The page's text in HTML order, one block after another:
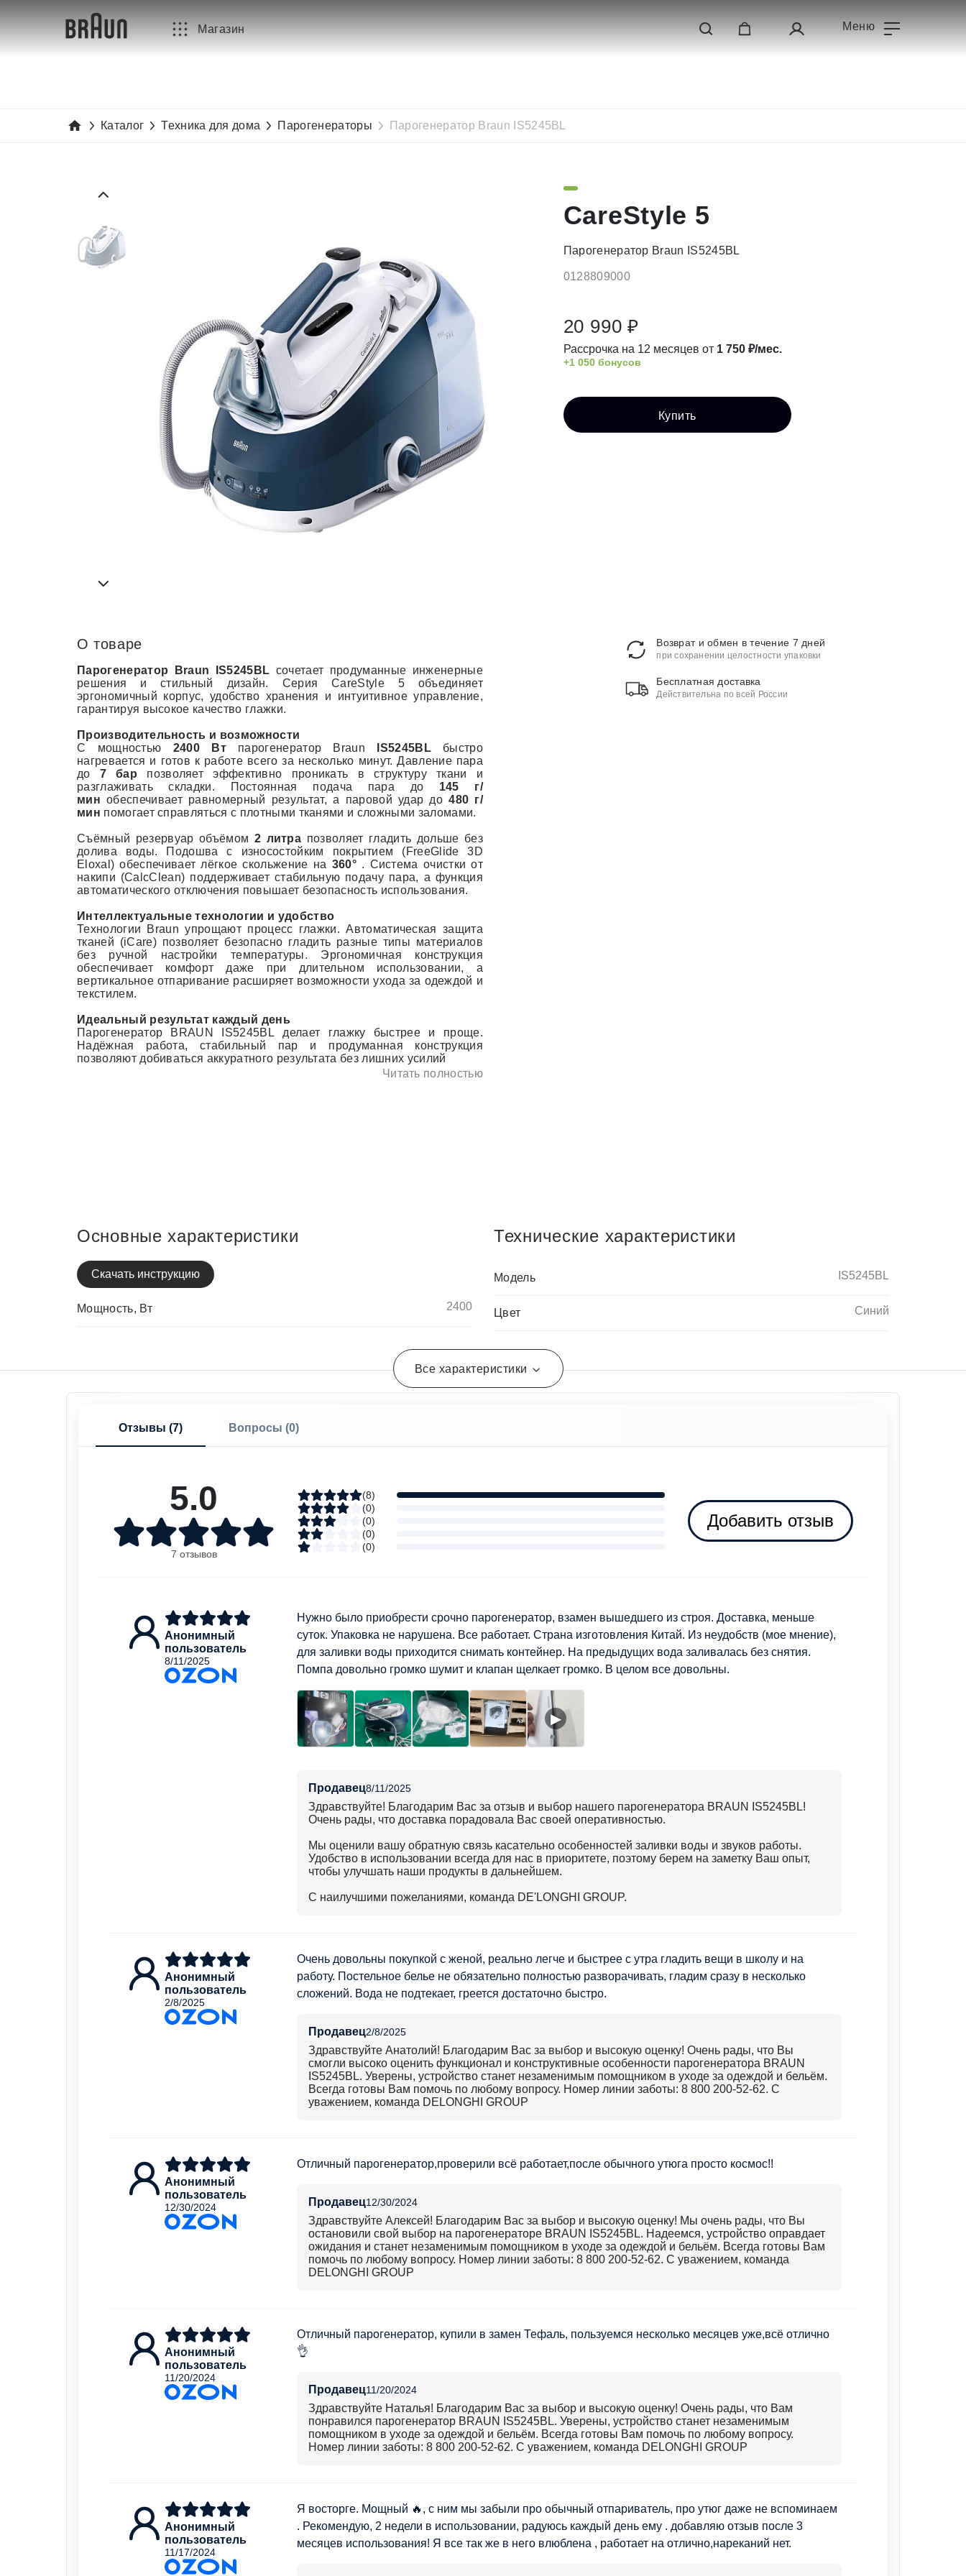
Магазин Меню
Каталог Техника для дома Парогенераторы Парогенератор Braun IS5245BL
CareStyle 5
Парогенератор Braun IS5245BL
0128809000
20 990 ₽
Рассрочка на 12 месяцев от 1 750 ₽/мес.
+1 050 бонусов
Купить
О товаре
Парогенератор Braun IS5245BL сочетает продуманные инженерные
решения и стильный дизайн. Серия CareStyle 5 объединяет
эргономичный корпус, удобство хранения и интуитивное управление,
гарантируя высокое качество глажки.
Производительность и возможности
С мощностью 2400 Втпарогенератор Braun IS5245BLбыстро
нагревается и готов к работе всего за несколько минут. Давление пара
до 7 бар позволяет эффективно проникать в структуру ткани и
разглаживать складки. Постоянная подача пара до 145 г/
мин обеспечивает равномерный результат, а паровой удар до480 г/
мин помогает справляться с плотными тканями и сложными заломами.
Съёмный резервуар объёмом 2 литра позволяет гладить дольше без
долива воды. Подошва с износостойким покрытием (FreeGlide 3D
Eloxal) обеспечивает лёгкое скольжение на 360°. Система очистки от
накипи (CalcClean) поддерживает стабильную подачу пара, а функция
автоматического отключения повышает безопасность использования.
Интеллектуальные технологии и удобство
Технологии Braun упрощают процесс глажки. Автоматическая защита
тканей (iCare) позволяет безопасно гладить разные типы материалов
без ручной настройки температуры. Эргономичная конструкция
обеспечивает комфорт даже при длительном использовании, а
вертикальное отпаривание расширяет возможности ухода за одеждой и
текстилем.
Идеальный результат каждый день
Парогенератор BRAUN IS5245BL делает глажку быстрее и проще.
Надёжная работа, стабильный пар и продуманная конструкция
позволяют добиваться аккуратного результата без лишних усилий
Читать полностью
Возврат и обмен в течение 7 дней
при сохранении целостности упаковки
Бесплатная доставка
Действительна по всей России
Основные характеристики
Скачать инструкцию
Мощность, Вт 2400
Технические характеристики
Модель IS5245BL
Цвет Синий
Все характеристики
Отзывы (7) Вопросы (0)
5.0
7 отзывов
(8)
(0)
(0)
(0)
(0)
Добавить отзыв
Анонимный
пользователь
8/11/2025
Нужно было приобрести срочно парогенератор, взамен вышедшего из строя. Доставка, меньше
суток. Упаковка не нарушена. Все работает. Страна изготовления Китай. Из неудобств (мое мнение),
для заливки воды приходится снимать контейнер. На предыдущих вода заливалась без снятия.
Помпа довольно громко шумит и клапан щелкает громко. В целом все довольны.
▶
Продавец8/11/2025
Здравствуйте! Благодарим Вас за отзыв и выбор нашего парогенератора BRAUN IS5245BL!
Очень рады, что доставка порадовала Вас своей оперативностью.
Мы оценили вашу обратную связь касательно особенностей заливки воды и звуков работы.
Удобство в использовании всегда для нас в приоритете, поэтому берем на заметку Ваш опыт,
чтобы улучшать наши продукты в дальнейшем.
С наилучшими пожеланиями, команда DE'LONGHI GROUP.
Анонимный
пользователь
2/8/2025
Очень довольны покупкой с женой, реально легче и быстрее с утра гладить вещи в школу и на
работу. Постельное белье не обязательно полностью разворачивать, гладим сразу в несколько
сложений. Вода не подтекает, греется достаточно быстро.
Продавец2/8/2025
Здравствуйте Анатолий! Благодарим Вас за выбор и высокую оценку! Очень рады, что Вы
смогли высоко оценить функционал и конструктивные особенности парогенератора BRAUN
IS5245BL. Уверены, устройство станет незаменимым помощником в уходе за одеждой и бельём.
Всегда готовы Вам помочь по любому вопросу. Номер линии заботы: 8 800 200-52-62. С
уважением, команда DELONGHI GROUP
Анонимный
пользователь
12/30/2024
Отличный парогенератор,проверили всё работает,после обычного утюга просто космос!!
Продавец12/30/2024
Здравствуйте Алексей! Благодарим Вас за выбор и высокую оценку! Мы очень рады, что Вы
остановили свой выбор на парогенераторе BRAUN IS5245BL. Надеемся, устройство оправдает
ожидания и станет незаменимым помощником в уходе за одеждой и бельём. Всегда готовы Вам
помочь по любому вопросу. Номер линии заботы: 8 800 200-52-62. С уважением, команда
DELONGHI GROUP
Анонимный
пользователь
11/20/2024
Отличный парогенератор, купили в замен Тефаль, пользуемся несколько месяцев уже,всё отлично
👌
Продавец11/20/2024
Здравствуйте Наталья! Благодарим Вас за выбор и высокую оценку! Очень рады, что Вам
понравился парогенератор BRAUN IS5245BL. Уверены, устройство станет незаменимым
помощником в уходе за одеждой и бельём. Всегда готовы Вам помочь по любому вопросу.
Номер линии заботы: 8 800 200-52-62. С уважением, команда DELONGHI GROUP
Анонимный
пользователь
11/17/2024
Я восторге. Мощный 🔥, с ним мы забыли про обычный отпариватель, про утюг даже не вспоминаем
. Рекомендую, 2 недели в использовании, радуюсь каждый день ему . добавляю отзыв после 3
месяцев использования! Я все так же в него влюблена , работает на отлично,нареканий нет.